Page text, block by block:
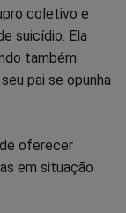
coletivo e
suicídio. Ela
também
pai se opunha
oferecer
em situação